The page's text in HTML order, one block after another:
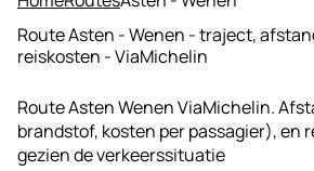
Route Asten - Wenen - traject,
reiskosten - ViaMichelin
Route Asten Wenen ViaMichelin.
brandstof, kosten per passagier), en
gezien de verkeerssituatie